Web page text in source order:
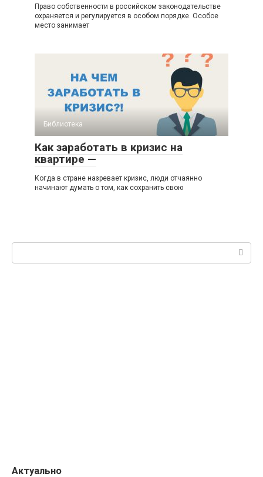
Право собственности в российском законодательстве
охраняется и регулируется в особом порядке. Особое
место занимает
Библиотека
Как заработать в кризис на
квартире —
Когда в стране назревает кризис, люди отчаянно
начинают думать о том, как сохранить свою
Актуально